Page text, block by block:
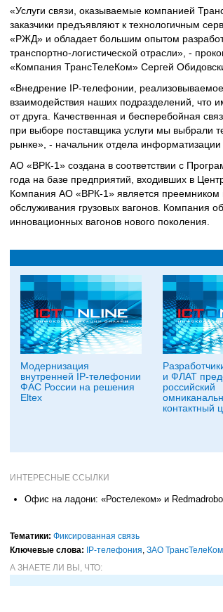
«Услуги связи, оказываемые компанией
заказчики предъявляют к технологичным
«РЖД» и обладает большим опытом
транспортно-логистической отрасли», -
«Компания ТрансТелеКом» Сергей
«Внедрение IP-телефонии,
взаимодействия наших подразделений, что
от друга. Качественная и бесперебойная
при выборе поставщика услуги мы выбрали
рынке», - начальник отдела
АО «ВРК-1» создана в соответствии с
года на базе предприятий, входивших в
Компания АО «ВРК-1» является преемником
обслуживания грузовых вагонов. Компания
инновационных вагонов нового поколения.
Модернизация
внутренней IP-телефонии
ФАС России на решения
Eltex
и ФЛАТ
российский
контактный
ИНТЕРЕСНЫЕ ССЫЛКИ
Офис на ладони: «Ростелеком» и
Тематики: Фиксированная связь
Ключевые слова:
IP-телефония, ЗАО ТрансТелеКом
А ЗНАЕТЕ ЛИ ВЫ, ЧТО: